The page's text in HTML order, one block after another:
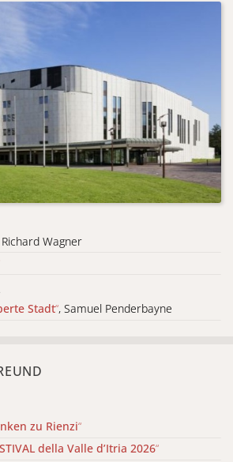
Richard Wagner
Stadt“, Samuel Penderbayne
zu Rienzi“
della Valle d’Itria 2026“